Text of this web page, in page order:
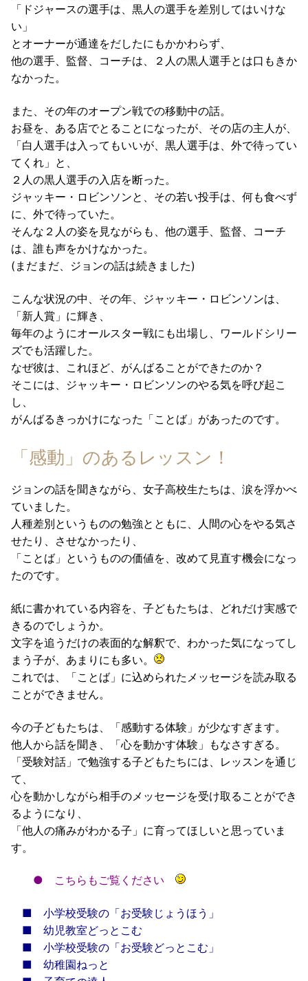
「ドジャースの選手は、黒人の選手を差別してはいけな
い」
とオーナーが通達をだしたにもかかわらず、
他の選手、監督、コーチは、２人の黒人選手とは口もきか
なかった。
また、その年のオープン戦での移動中の話。
お昼を、ある店でとることになったが、その店の主人が、
「白人選手は入ってもいいが、黒人選手は、外で待ってい
てくれ」と、
２人の黒人選手の入店を断った。
ジャッキー・ロビンソンと、その若い投手は、何も食べず
に、外で待っていた。
そんな２人の姿を見ながらも、他の選手、監督、コーチ
は、誰も声をかけなかった。
(まだまだ、ジョンの話は続きました)
こんな状況の中、その年、ジャッキー・ロビンソンは、
「新人賞」に輝き、
毎年のようにオールスター戦にも出場し、ワールドシリー
ズでも活躍した。
なぜ彼は、これほど、がんばることができたのか？
そこには、ジャッキー・ロビンソンのやる気を呼び起こ
し、
がんばるきっかけになった「ことば」があったのです。
「感動」のあるレッスン！
ジョンの話を聞きながら、女子高校生たちは、涙を浮かべ
ていました。
人種差別というものの勉強とともに、人間の心をやる気さ
せたり、させなかったり、
「ことば」というものの価値を、改めて見直す機会になっ
たのです。
紙に書かれている内容を、子どもたちは、どれだけ実感で
きるのでしょうか。
文字を追うだけの表面的な解釈で、わかった気になってし
まう子が、あまりにも多い。
これでは、「ことば」に込められたメッセージを読み取る
ことができません。
今の子どもたちは、「感動する体験」が少なすぎます。
他人から話を聞き、「心を動かす体験」もなさすぎる。
「受験対話」で勉強する子どもたちには、レッスンを通じ
て、
心を動かしながら相手のメッセージを受け取ることができ
るようになり、
「他人の痛みがわかる子」に育ってほしいと思っていま
す。
● こちらもご覧ください
■
小学校受験の「お受験じょうほう」
■ 幼児教室どっとこむ
■ 小学校受験の「お受験どっとこむ」
■ 幼稚園ねっと